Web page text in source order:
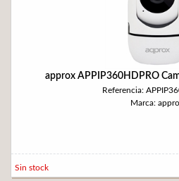
approx APPIP360HDPRO
Referencia:
Marca:
Sin stock